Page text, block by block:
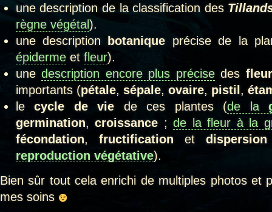
une description de la classification des
règne végétal).
une description
botanique précise de la
épidermeet fleur).
unedescription encore plus précisedes
importants (pétale, sépale, ovaire, pistil ,
lecycle de vie de ces plantes (de la
germination,croissance ;de la fleur à la
fécondation, fructification et
reproduction végétative).
Bien sûr tout cela enrichi de multiples photos et
mes soins